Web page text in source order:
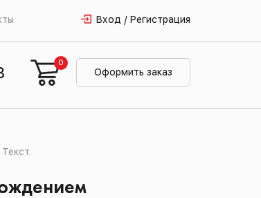
Вход / Регистрация
Оформить заказ
0